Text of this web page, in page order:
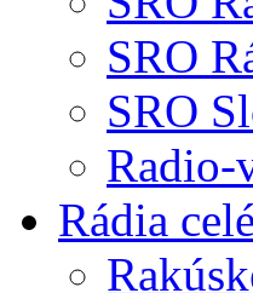
SRO
SRO
Radio-
Rádia